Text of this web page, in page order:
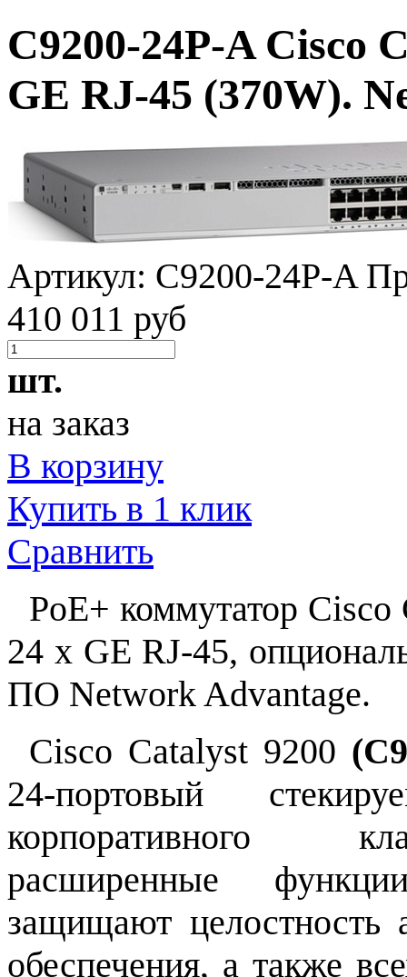
C9200-24P-A Cisco
GE RJ-45 (370W).
Артикул: C9200-24P-A
410 011 руб
шт.
на заказ
В корзину
Купить в 1 клик
Сравнить
PoE+ коммутатор
24 x GE RJ-45,
ПО Network Advantage.
Cisco Catalyst 9200
24-портовый
корпоративного
расширенные
защищают целостность
обеспечения, а также